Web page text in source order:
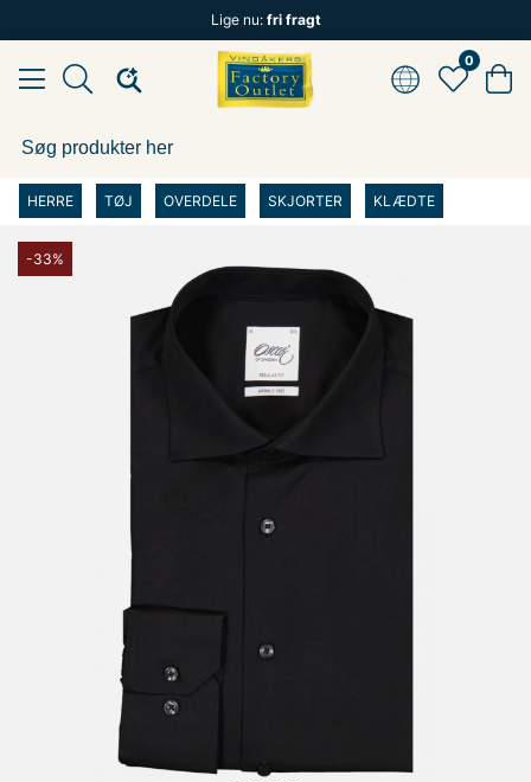
Lige nu: fri fragt
0
HERRE TØJ OVERDELE SKJORTER KLÆDTE
-33%